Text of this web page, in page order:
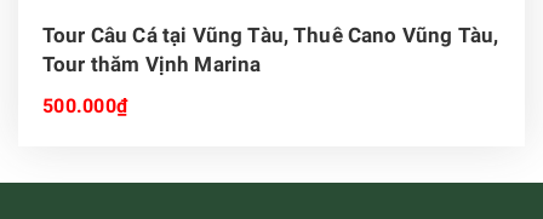
Tour Câu Cá tại Vũng Tàu, Thuê Cano Vũng Tàu,
Tour thăm Vịnh Marina
500.000₫